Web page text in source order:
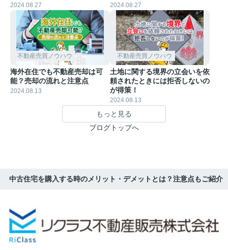
2024.08.27 2024.08.27
不動産売買ノウハウ
海外在住でも不動産売却は可
能？売却の流れと注意点
2024.08.13
不動産売買ノウハウ
土地に関する境界の立会いを依
頼されたときには拒否しないの
が得策！
2024.08.13
もっと見る
ブログトップへ
中古住宅を購入する時のメリット・デメットとは？注意点もご紹介